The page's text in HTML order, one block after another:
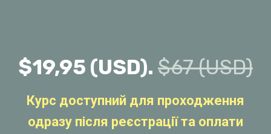
$19,95 (USD). $67 (USD)
Курс доступний для проходження
одразу після реєстрації та оплати